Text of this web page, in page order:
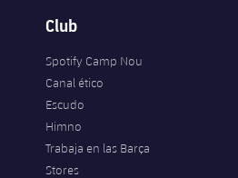
Club
Spotify Camp Nou
Canal ético
Escudo
Himno
Trabaja en las Barça
Stores